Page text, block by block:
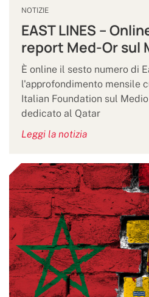
NOTIZIE
EAST LINES –
report Med-Or sul
È online il sesto numero di
l'approfondimento mensile
Italian Foundation sul
dedicato al Qatar
Leggi la notizia